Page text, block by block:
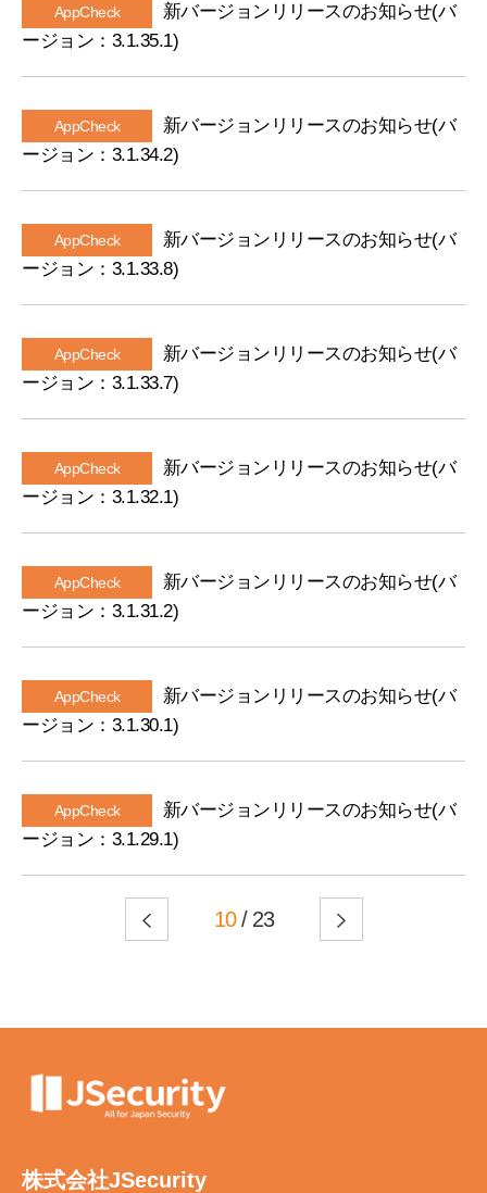
AppCheck
新バージョンリリースのお知らせ(バ
ージョン：3.1.35.1)
AppCheck
新バージョンリリースのお知らせ(バ
ージョン：3.1.34.2)
AppCheck
新バージョンリリースのお知らせ(バ
ージョン：3.1.33.8)
AppCheck
新バージョンリリースのお知らせ(バ
ージョン：3.1.33.7)
AppCheck
新バージョンリリースのお知らせ(バ
ージョン：3.1.32.1)
AppCheck
新バージョンリリースのお知らせ(バ
ージョン：3.1.31.2)
AppCheck
新バージョンリリースのお知らせ(バ
ージョン：3.1.30.1)
AppCheck
新バージョンリリースのお知らせ(バ
ージョン：3.1.29.1)
10/ 23
株式会社JSecurity